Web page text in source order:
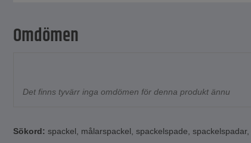
Omdömen
Det finns tyvärr inga omdömen för denna produkt ännu
Sökord: spackel, målarspackel, spackelspade, spackelspadar,